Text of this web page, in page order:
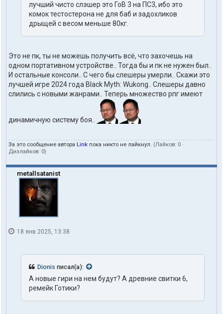
лучший чисто слэшер это ГоВ 3 на ПС3, ибо это
комок тестостерона не для баб и задохликов
дрыщей с весом меньше 80кг.
Это не пк, ты не можешь получить всё, что захочешь на
одном портативном устройстве.. Тогда бы и пк не нужен был..
И остальные консоли.. С чего бы слешеры умерли.. Скажи это
лучшей игре 2024 года Black Myth: Wukong.. Слешеры давно
слились с новыми жанрами.. Теперь множество рпг имеют
динамичную систему боя..
За это сообщение автора Link пока никто не лайкнул. (Лайков: 0 ·
Дизлайков: 0)
metallsatanist
18 янв 2025, 13:38
Dionis писал(а):
А новые гири на нем будут? А древние свитки 6,
ремейк Готики?